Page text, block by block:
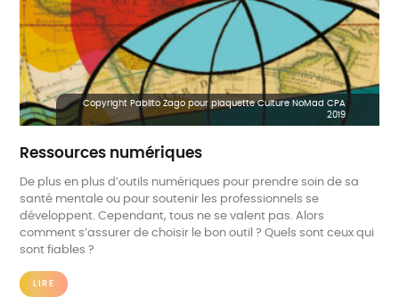
TROUBLES DU COMPORTEMENT ALIMENTAIRE
TROUBLES DU SPECTRE AUTISTIQUE
TROUBLES PSYCHIQUES
VIOLENCE
Copyright Pablito Zago pour plaquette Culture NoMad CPA
2019
Ressources numériques
De plus en plus d’outils numériques pour prendre soin de sa
santé mentale ou pour soutenir les professionnels se
développent. Cependant, tous ne se valent pas. Alors
comment s’assurer de choisir le bon outil ? Quels sont ceux qui
sont fiables ?
LIRE